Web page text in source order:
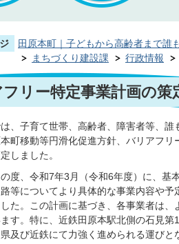
田原本町｜子どもから高齢者まで誰
まちづくり建設課
行政情報
リー特定事業計画の策
、子育て世帯、高齢者、障害者等、
町移動等円滑化促進方針、バリアフ
しました。
度、令和7年3月（令和6年度）に、基
等についてより具体的な事業内容や予
た。この計画に基づき、各事業者は
す。特に、近鉄田原本駅北側の石見
及び近鉄にて力強く進められる運びと